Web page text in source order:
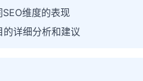
维度的表现
的详细分析和建议